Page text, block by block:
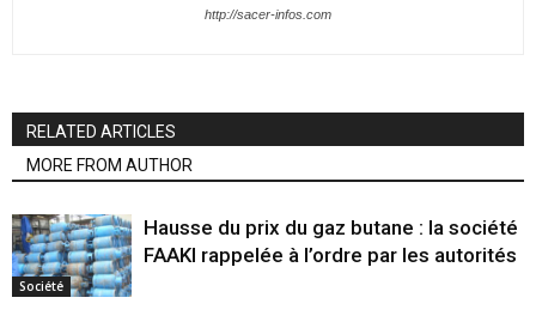
http://sacer-infos.com
RELATED ARTICLES
MORE FROM AUTHOR
Société
Hausse du prix du gaz butane : la société
FAAKI rappelée à l’ordre par les autorités